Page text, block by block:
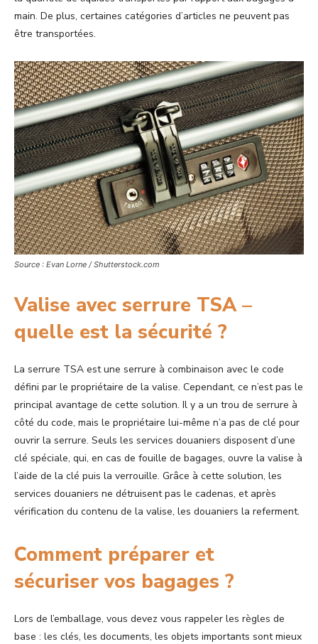
main. De plus, certaines catégories d’articles ne peuvent pas
être transportées.
Source : Evan Lorne / Shutterstock.com
Valise avec serrure TSA –
quelle est la sécurité ?
La serrure TSA est une serrure à combinaison avec le code
défini par le propriétaire de la valise. Cependant, ce n’est pas le
principal avantage de cette solution. Il y a un trou de serrure à
côté du code, mais le propriétaire lui-même n’a pas de clé pour
ouvrir la serrure. Seuls les services douaniers disposent d’une
clé spéciale, qui, en cas de fouille de bagages, ouvre la valise à
l’aide de la clé puis la verrouille. Grâce à cette solution, les
services douaniers ne détruisent pas le cadenas, et après
vérification du contenu de la valise, les douaniers la referment.
Comment préparer et
sécuriser vos bagages ?
Lors de l’emballage, vous devez vous rappeler les règles de
base : les clés, les documents, les objets importants sont mieux